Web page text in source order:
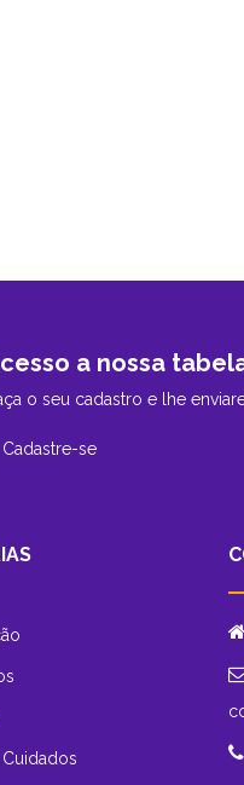
a nossa
o seu cadastro e lhe
Cadastre-se
Cuidados